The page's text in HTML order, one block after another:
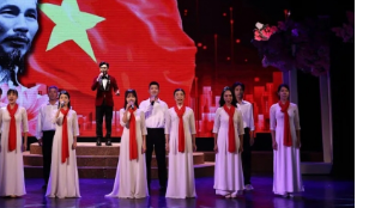
Góc nhìn VOV1
Bình luận
10 phút Sự kiện - Luận bàn
Câu chuyện thời sự
Dòng chảy sự kiện
Đối thoại
Diễn đàn chủ nhật